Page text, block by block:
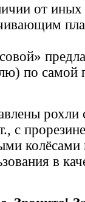
от
по самой
рохли
с
колёсами
в